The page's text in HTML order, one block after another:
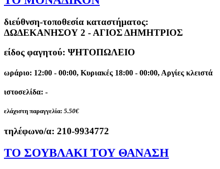
διεύθνση-τοποθεσία καταστήματος:
ΔΩΔΕΚΑΝΗΣΟΥ 2 - ΑΓΙΟΣ ΔΗΜΗΤΡΙΟΣ
είδος φαγητού: ΨΗΤΟΠΩΛΕΙΟ
ωράριο: 12:00 - 00:00, Κυριακές 18:00 - 00:00, Αργίες κλειστά
ιστοσελίδα: -
ελάχιστη παραγγελία: 5.50€
τηλέφωνο/α: 210-9934772
ΤΟ ΣΟΥΒΛΑΚΙ ΤΟΥ ΘΑΝΑΣΗ